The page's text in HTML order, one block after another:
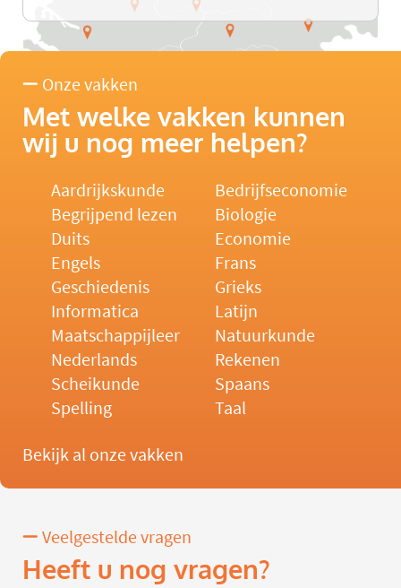
Onze vakken
Met welke vakken kunnen
wij u nog meer helpen?
Aardrijkskunde
Bedrijfseconomie
Begrijpend lezen
Biologie
Duits
Economie
Engels
Frans
Geschiedenis
Grieks
Informatica
Latijn
Maatschappijleer
Natuurkunde
Nederlands
Rekenen
Scheikunde
Spaans
Spelling
Taal
Bekijk al onze vakken
Veelgestelde vragen
Heeft u nog vragen?